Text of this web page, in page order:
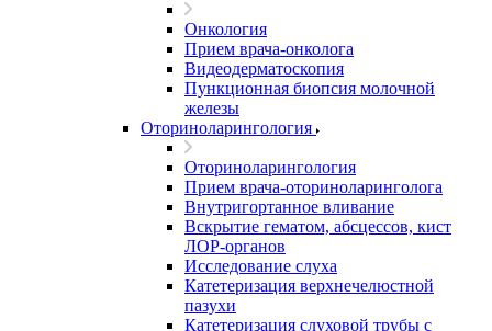
Онкология
Прием врача-онколога
Видеодерматоскопия
Пункционная биопсия молочной
железы
Оториноларингология
Оториноларингология
Прием врача-оториноларинголога
Внутригортанное вливание
Вскрытие гематом, абсцессов, кист
ЛОР-органов
Исследование слуха
Катетеризация верхнечелюстной
пазухи
Катетеризация слуховой трубы с